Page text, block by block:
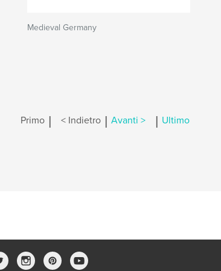
Medieval Germany
Primo | < Indietro | Avanti > | Ultimo